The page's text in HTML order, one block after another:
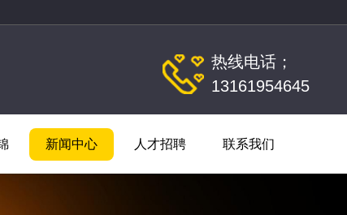
热线电话；
13161954645
新闻中心 人才招聘 联系我们